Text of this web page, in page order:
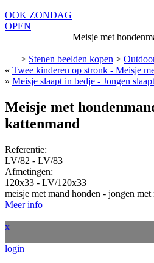
OOK ZONDAG
OPEN
>
Stenen beelden kopen
>
Meisje met
« Twee kinderen op stronk - Meisje
» Meisje slaapt in bedje - Jongen
Meisje met
kattenmand
Referentie:
LV/82 - LV/83
Afmetingen:
120x33 - LV/120x33
meisje met mand honden - jongen met
Meer info
x
login